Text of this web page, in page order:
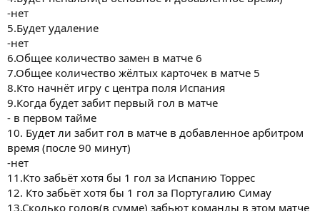
-нет
5.Будет удаление
-нет
6.Общее количество замен в матче 6
7.Общее количество жёлтых карточек в матче 5
8.Кто начнёт игру с центра поля Испания
9.Когда будет забит первый гол в матче
- в первом тайме
10. Будет ли забит гол в матче в добавленное арбитром
время (после 90 минут)
-нет
11.Кто забьёт хотя бы 1 гол за Испанию Торрес
12. Кто забьёт хотя бы 1 гол за Португалию Симау
13.Сколько голов(в сумме) забьют команды в этом матче